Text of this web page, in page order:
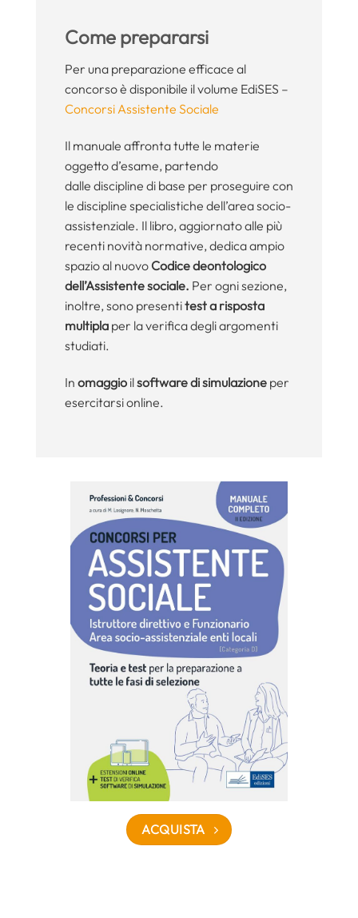
Come prepararsi
Per una preparazione efficace al
concorso è disponibile il volume EdiSES –
Concorsi Assistente Sociale
Il manuale affronta tutte le materie
oggetto d’esame, partendo
dalle discipline di base per proseguire con
le discipline specialistiche dell’area socio-
assistenziale. Il libro, aggiornato alle più
recenti novità normative, dedica ampio
spazio al nuovo Codice deontologico
dell’Assistente sociale. Per ogni sezione,
inoltre, sono presentitest a risposta
multipla per la verifica degli argomenti
studiati.
In omaggioilsoftware di simulazioneper
esercitarsi online.
ACQUISTA